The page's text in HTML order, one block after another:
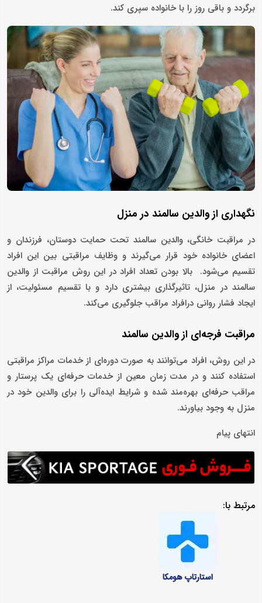
برگردد و باقی روز را با خانواده سپری کند.
نگهداری از والدین سالمند در منزل
در مراقبت خانگی، والدین سالمند تحت حمایت دوستان، فرزندان و
اعضای خانواده خود قرار می‌گیرند و وظایف مراقبتی بین این افراد
تقسیم می‌شود. بالا بودن تعداد افراد در این روش مراقبت از والدین
سالمند در منزل، تاثیرگذاری بیشتری دارد و با تقسیم مسئولیت، از
ایجاد فشار روانی درافراد مراقب جلوگیری می‌کند.
مراقبت فرجه‌ای از والدین سالمند
در این روش‌، افراد می‌توانند به صورت دوره‌ای از خدمات مراکز مراقبتی
استفاده کنند و در مدت زمان معین از خدمات حرفه‌ای یک پرستار و
مراقب حرفه‌ای بهره‌مند شده و شرایط ایده‌آلی را برای والدین خود در
منزل به وجود بیاورند.
انتهای پیام
مرتبط با:
استارتاپ هومکا